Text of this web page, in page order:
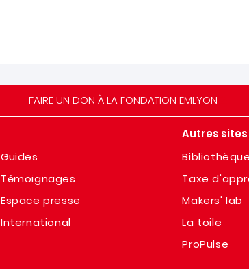
FAIRE UN DON À LA FONDATION EMLYON
Guides
Témoignages
Espace presse
International
Autres
Bibliothèque
Taxe
Makers' lab
La toile
ProPulse